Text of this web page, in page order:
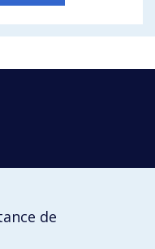
de